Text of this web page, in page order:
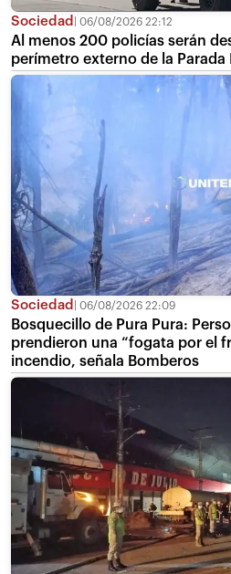
Sociedad 06/08/2026 22:12
Al menos 200 policías serán
perímetro externo de la Parada
Sociedad 06/08/2026 22:09
Bosquecillo de Pura Pura:
prendieron una “fogata por el
incendio, señala Bomberos